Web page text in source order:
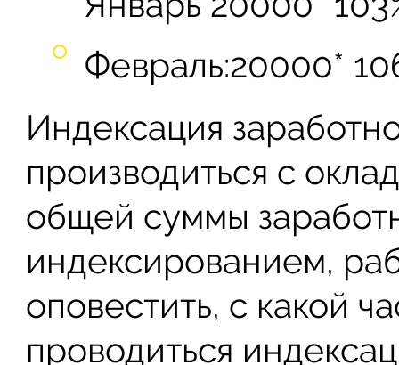
Февраль:20000*
Индексация
производиться с
общей суммы
индексированием,
оповестить, с какой
проводиться